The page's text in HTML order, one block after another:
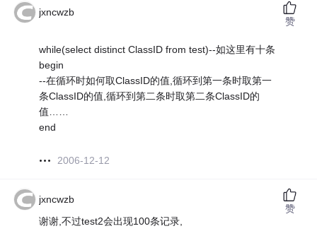
jxncwzb
while(select distinct ClassID from test)--如这里有十条
begin
--在循环时如何取ClassID的值,循环到第一条时取第一
条ClassID的值,循环到第二条时取第二条ClassID的
值……
end
2006-12-12
赞
jxncwzb
谢谢,不过test2会出现100条记录,
赞